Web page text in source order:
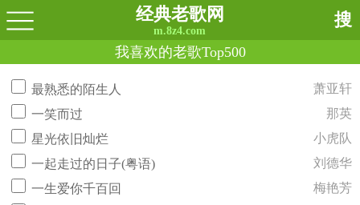
经典老歌网
m.8z4.com
搜
我喜欢的老歌Top500
最熟悉的陌生人
萧亚轩
一笑而过
那英
星光依旧灿烂
小虎队
一起走过的日子(粤语)
刘德华
一生爱你千百回
梅艳芳